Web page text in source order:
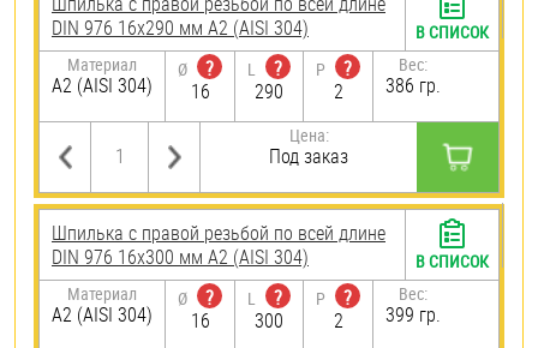
DIN 976 16х290 мм А2 (AISI 304)
Материал
А2 (AISI 304)
Ø
?
16
L
?
290
P
?
2
Вес:
386 гр.
Цена:
Под заказ
В СПИСОК
Шпилька с правой резьбой по всей длине
DIN 976 16х300 мм А2 (AISI 304)
Материал
А2 (AISI 304)
Ø
?
16
L
?
300
P
?
2
Вес:
399 гр.
В СПИСОК